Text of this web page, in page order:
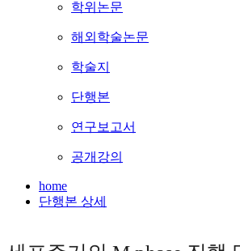
학위논문
해외학술논문
학술지
단행본
연구보고서
공개강의
home
단행본 상세